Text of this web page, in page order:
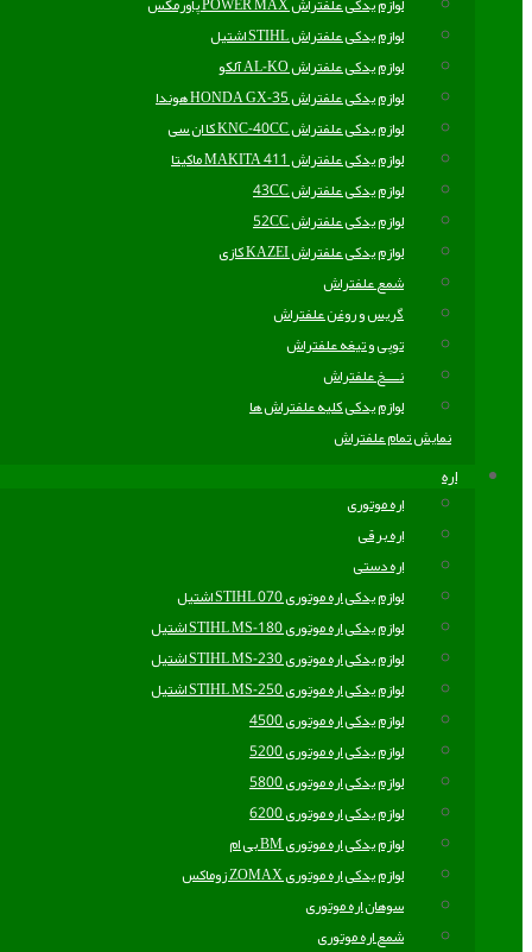
لوازم یدکی علفتراش STIHL اشتیل
لوازم یدکی علفتراش AL-KO آلکو
لوازم یدکی علفتراش HONDA GX-35 هوندا
لوازم یدکی علفتراش KNC-40CC کا ان سی
لوازم یدکی علفتراش MAKITA 411 ماکیتا
لوازم یدکی علفتراش 43CC
لوازم یدکی علفتراش 52CC
لوازم یدکی علفتراش KAZEI کازی
شمع علفتراش
گریس و روغن علفتراش
توپی و تیغه علفتراش
نــــخ علفتراش
لوازم یدکی کلیه علفتراش ها
نمایش تمام علفتراش
اره موتوری
اره برقی
اره دستی
لوازم یدکی اره موتوری STIHL 070 اشتیل
لوازم یدکی اره موتوری STIHL MS-180 اشتیل
لوازم یدکی اره موتوری STIHL MS-230 اشتیل
لوازم یدکی اره موتوری STIHL MS-250 اشتیل
لوازم یدکی اره موتوری 4500
لوازم یدکی اره موتوری 5200
لوازم یدکی اره موتوری 5800
لوازم یدکی اره موتوری 6200
لوازم یدکی اره موتوری BM بی ام
لوازم یدکی اره موتوری ZOMAX زوماکس
سوهان اره موتوری
شمع اره موتوری